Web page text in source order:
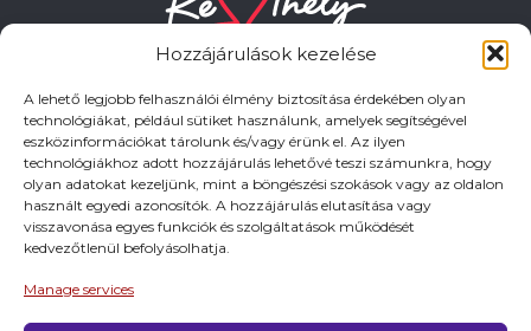
Hozzájárulások kezelése
A lehető legjobb felhasználói élmény biztosítása érdekében olyan
technológiákat, például sütiket használunk, amelyek segítségével
eszközinformációkat tárolunk és/vagy érünk el. Az ilyen
technológiákhoz adott hozzájárulás lehetővé teszi számunkra, hogy
olyan adatokat kezeljünk, mint a böngészési szokások vagy az oldalon
használt egyedi azonosítók. A hozzájárulás elutasítása vagy
visszavonása egyes funkciók és szolgáltatások működését
kedvezőtlenül befolyásolhatja.
Manage services
HASZNOS LINKEK
Adatkezelési tájékoztató
Impresszum